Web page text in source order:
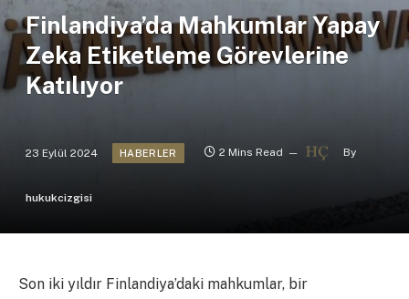
Finlandiya’da Mahkumlar Yapay
Zeka Etiketleme Görevlerine
Katılıyor
23 Eylül 2024 HABERLER 2 Mins Read By
hukukcizgisi
Son iki yıldır Finlandiya’daki mahkumlar, bir